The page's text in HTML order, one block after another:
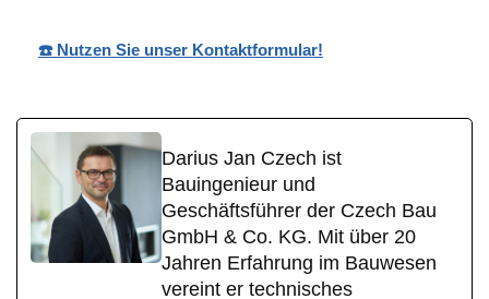
☎️ Nutzen Sie unser Kontaktformular!
Darius Jan Czech ist
Bauingenieur und
Geschäftsführer der Czech Bau
GmbH & Co. KG. Mit über 20
Jahren Erfahrung im Bauwesen
vereint er technisches